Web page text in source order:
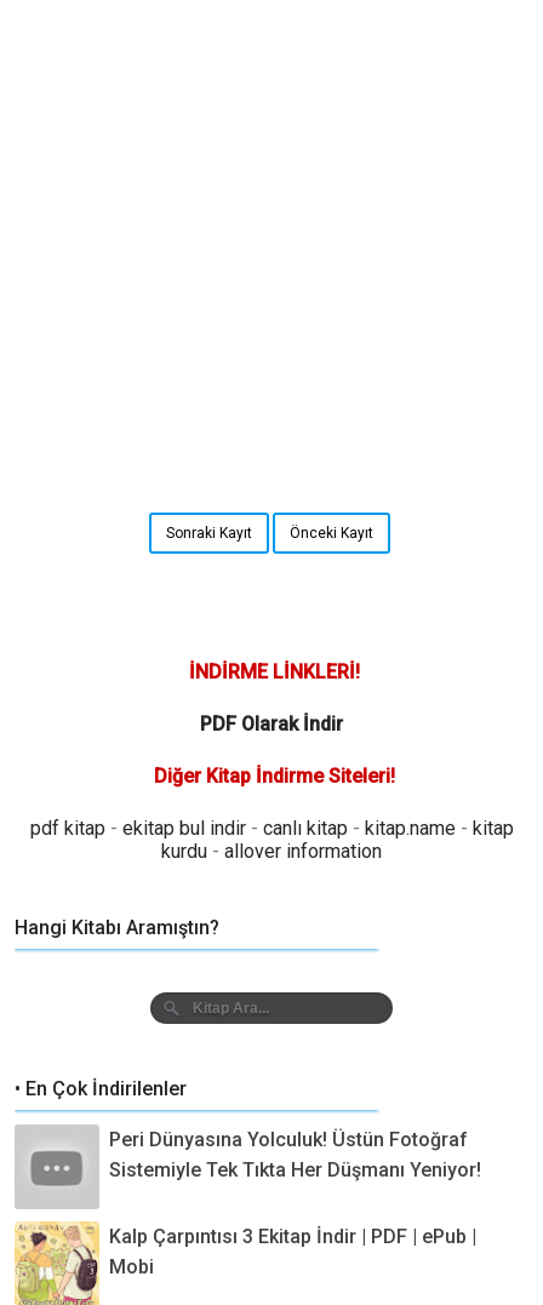
Sonraki Kayıt Önceki Kayıt
İNDİRME LİNKLERİ!
PDF Olarak İndir
Diğer Kitap İndirme Siteleri!
pdf kitap - ekitap bul indir- canlı kitap - kitap.name- kitap
kurdu - allover information
Hangi Kitabı Aramıştın?
• En Çok İndirilenler
Peri Dünyasına Yolculuk! Üstün Fotoğraf
Sistemiyle Tek Tıkta Her Düşmanı Yeniyor!
Kalp Çarpıntısı 3 Ekitap İndir | PDF | ePub |
Mobi